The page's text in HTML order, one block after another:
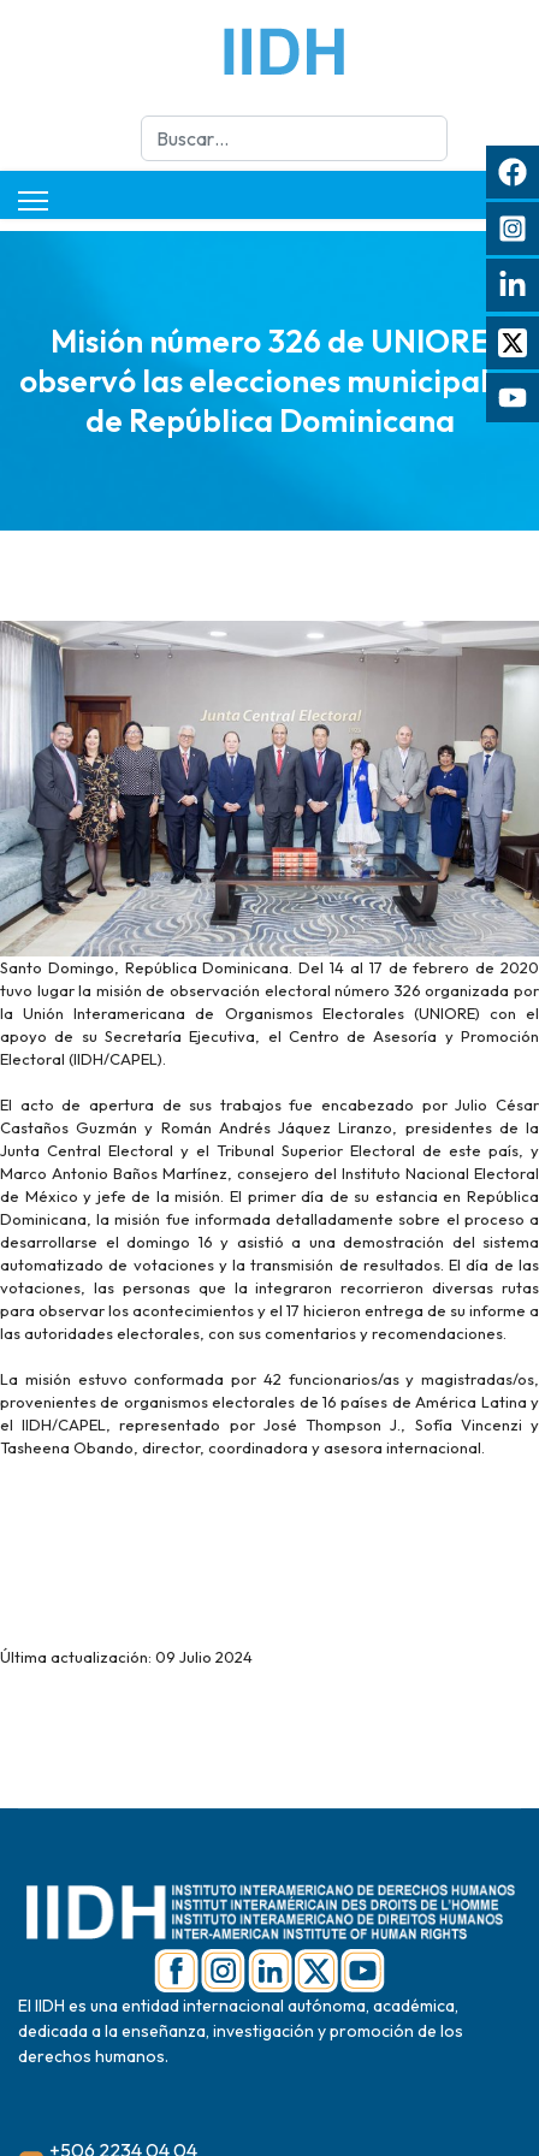
Buscar
Misión número 326 de UNIORE
observó las elecciones municipales
de República Dominicana
Santo Domingo, República Dominicana. Del 14 al 17 de febrero de 2020
tuvo lugar la misión de observación electoral número 326 organizada por
la Unión Interamericana de Organismos Electorales (UNIORE) con el
apoyo de su Secretaría Ejecutiva, el Centro de Asesoría y Promoción
Electoral (IIDH/CAPEL).
El acto de apertura de sus trabajos fue encabezado por Julio César
Castaños Guzmán y Román Andrés Jáquez Liranzo, presidentes de la
Junta Central Electoral y el Tribunal Superior Electoral de este país, y
Marco Antonio Baños Martínez, consejero del Instituto Nacional Electoral
de México y jefe de la misión. El primer día de su estancia en República
Dominicana, la misión fue informada detalladamente sobre el proceso a
desarrollarse el domingo 16 y asistió a una demostración del sistema
automatizado de votaciones y la transmisión de resultados. El día de las
votaciones, las personas que la integraron recorrieron diversas rutas
para observar los acontecimientos y el 17 hicieron entrega de su informe a
las autoridades electorales, con sus comentarios y recomendaciones.
La misión estuvo conformada por 42 funcionarios/as y magistradas/os,
provenientes de organismos electorales de 16 países de América Latina y
el IIDH/CAPEL, representado por José Thompson J., Sofía Vincenzi y
Tasheena Obando, director, coordinadora y asesora internacional.
Última actualización: 09 Julio 2024
El IIDH es una entidad internacional autónoma, académica,
dedicada a la enseñanza, investigación y promoción de los
derechos humanos.
+506 2234 04 04